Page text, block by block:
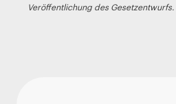
Veröffentlichung des Gesetzentwurfs.